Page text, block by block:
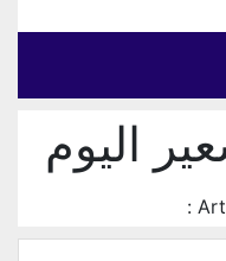
اليوم